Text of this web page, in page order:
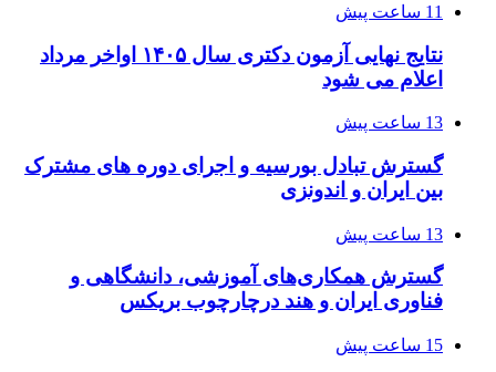
11 ساعت پیش
نتایج نهایی آزمون دکتری سال ۱۴۰۵ اواخر مرداد
اعلام می شود
13 ساعت پیش
گسترش تبادل بورسیه و اجرای دوره های مشترک
بین ایران و اندونزی
13 ساعت پیش
گسترش همکاری‌های آموزشی، دانشگاهی و
فناوری ایران و هند درچارچوب بریکس
15 ساعت پیش